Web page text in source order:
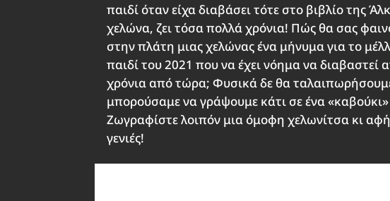
παιδί όταν είχα διαβάσει τότε στο βιβλίο της
χελώνα, ζει τόσα πολλά χρόνια! Πώς θα σας
στην πλάτη μιας χελώνας ένα μήνυμα για το
παιδί του 2021 που να έχει νόημα να διαβαστεί
χρόνια από τώρα; Φυσικά δε θα
μπορούσαμε να γράψουμε κάτι σε ένα
Ζωγραφίστε λοιπόν μια όμοφη χελωνίτσα κι
γενιές!